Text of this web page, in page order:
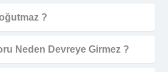
?
Neden Devreye Girmez ?